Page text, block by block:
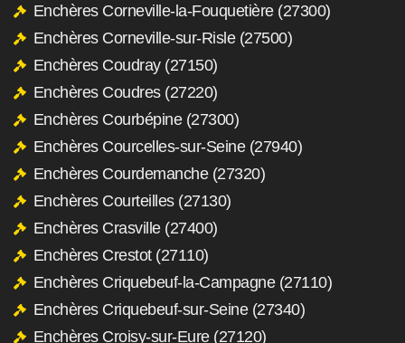
Enchères Corneville-la-Fouquetière (27300)
Enchères Corneville-sur-Risle (27500)
Enchères Coudray (27150)
Enchères Coudres (27220)
Enchères Courbépine (27300)
Enchères Courcelles-sur-Seine (27940)
Enchères Courdemanche (27320)
Enchères Courteilles (27130)
Enchères Crasville (27400)
Enchères Crestot (27110)
Enchères Criquebeuf-la-Campagne (27110)
Enchères Criquebeuf-sur-Seine (27340)
Enchères Croisy-sur-Eure (27120)